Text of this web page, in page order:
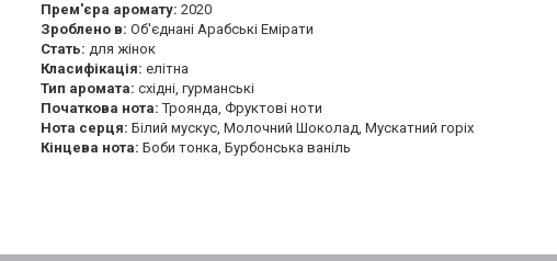
Прем'єра аромату: 2020
Зроблено в: Об'єднані Арабські Емірати
Стать: для жінок
Класифікація: елітна
Тип аромата: східні, гурманські
Початкова нота: Троянда, Фруктові ноти
Нота серця: Білий мускус, Молочний Шоколад, Мускатний горіх
Кінцева нота: Боби тонка, Бурбонська ваніль